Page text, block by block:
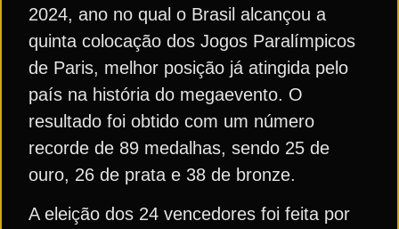
2024, ano no qual o Brasil alcançou a
quinta colocação dos Jogos Paralímpicos
de Paris, melhor posição já atingida pelo
país na história do megaevento. O
resultado foi obtido com um número
recorde de 89 medalhas, sendo 25 de
ouro, 26 de prata e 38 de bronze.
A eleição dos 24 vencedores foi feita por